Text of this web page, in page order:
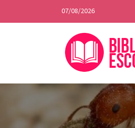
07/08/2026